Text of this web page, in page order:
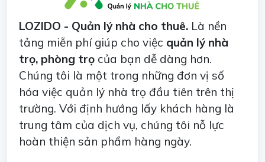
LOZIDO - Quản lý nhà cho thuê. Là nền
tảng miễn phí giúp cho việc quản lý nhà
trọ, phòng trọ của bạn dễ dàng hơn.
Chúng tôi là một trong những đơn vị số
hóa việc quản lý nhà trọ đầu tiên trên thị
trường. Với định hướng lấy khách hàng là
trung tâm của dịch vụ, chúng tôi nỗ lực
hoàn thiện sản phẩm hàng ngày.